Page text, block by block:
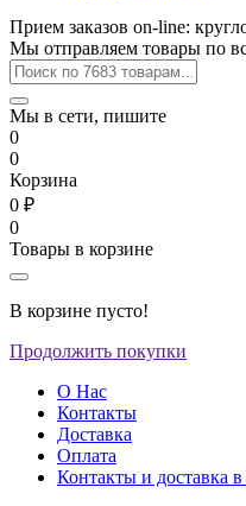
Прием заказов on-line:
Мы отправляем товары по
Мы в сети, пишите
0
0
Корзина
0 ₽
0
Товары в корзине
В корзине пусто!
Продолжить покупки
О Нас
Контакты
Доставка
Оплата
Контакты и доставка